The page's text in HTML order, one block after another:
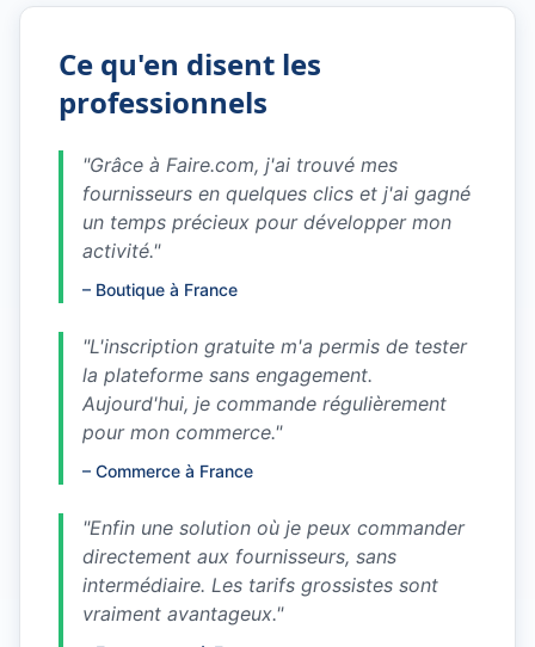
Ce qu'en disent les
professionnels
"Grâce à Faire.com, j'ai trouvé mes
fournisseurs en quelques clics et j'ai gagné
un temps précieux pour développer mon
activité."
– Boutique à France
"L'inscription gratuite m'a permis de tester
la plateforme sans engagement.
Aujourd'hui, je commande régulièrement
pour mon commerce."
– Commerce à France
"Enfin une solution où je peux commander
directement aux fournisseurs, sans
intermédiaire. Les tarifs grossistes sont
vraiment avantageux."